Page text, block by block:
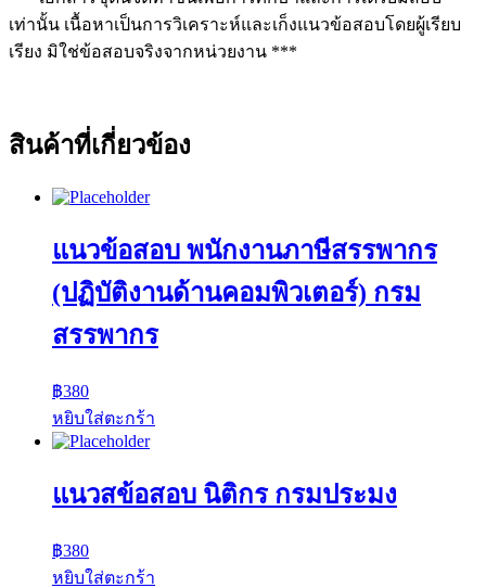
เท่านั้น เนื้อหาเป็นการวิเคราะห์และเก็งแนวข้อสอบโดยผู้เรียบ
เรียง มิใช่ข้อสอบจริงจากหน่วยงาน ***
สินค้าที่เกี่ยวข้อง
แนวข้อสอบ พนักงานภาษีสรรพากร
(ปฏิบัติงานด้านคอมพิวเตอร์) กรม
สรรพากร
฿380
หยิบใส่ตะกร้า
แนวสข้อสอบ นิติกร กรมประมง
฿380
หยิบใส่ตะกร้า